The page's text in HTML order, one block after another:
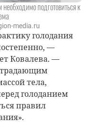
подготовиться к
media.ru
голодания
—
Ковалева. —
тела,
голоданием
правил